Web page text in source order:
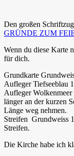
Den großen
GRÜNDE ZUM
Wenn du diese Karte
für dich.
Grundkarte
Aufleger Tiefseeblau
Aufleger
länger an der kurzen
Länge weg nehmen.
Streifen Grundweiss
Streifen.
Die Kirche habe ich